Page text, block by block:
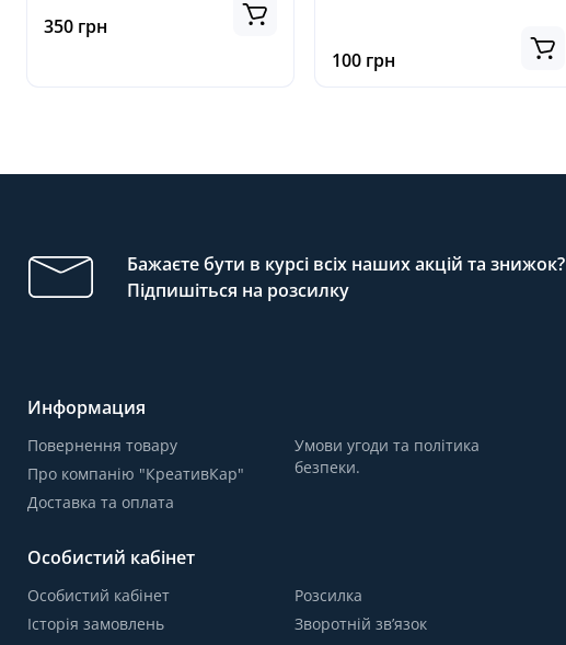
350 грн
100 грн
Бажаєте бути в курсі всіх наших акцій та знижок?
Підпишіться на розсилку
Информация
Повернення товару
Про компанію "КреативКар"
Доставка та оплата
Умови угоди та політика
безпеки.
Особистий кабінет
Особистий кабінет
Історія замовлень
Розсилка
Зворотній зв’язок